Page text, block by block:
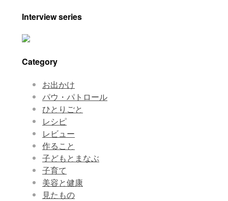
Interview series
Category
お出かけ
パウ・パトロール
ひとりごと
レシピ
レビュー
作ること
子どもとまなぶ
子育て
美容と健康
見たもの